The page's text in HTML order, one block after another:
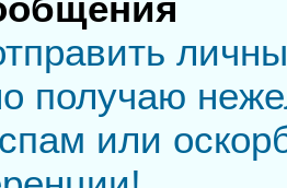
получаю
или